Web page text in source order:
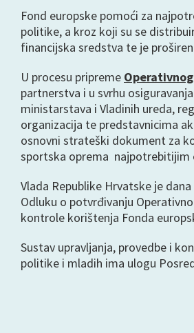
Fond europske pomoći za
politike, a kroz koji su se
financijska sredstva te je
U procesu pripreme
partnerstva i u svrhu
ministarstava i Vladinih ureda,
organizacija te predstavnicima
osnovni strateški dokument za
sportska oprema najpotrebitijim
Vlada Republike Hrvatske je
Odluku o potvrđivanju
kontrole korištenja Fonda
Sustav upravljanja, provedbe i
politike i mladih ima ulogu